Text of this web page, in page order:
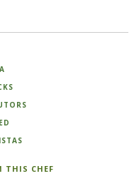
THIS CHEF